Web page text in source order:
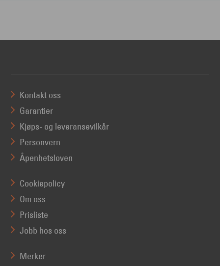
Kontakt oss
Garantier
Kjøps- og leveransevilkår
Personvern
Åpenhetsloven
Cookiepolicy
Om oss
Prisliste
Jobb hos oss
Merker